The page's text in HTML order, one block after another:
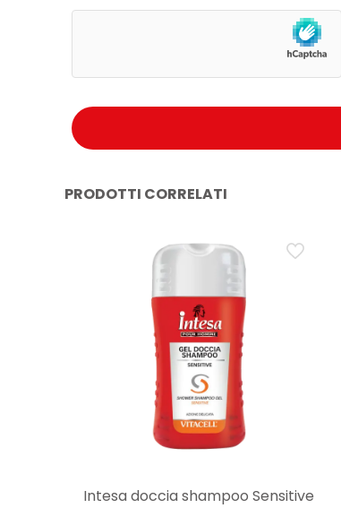
PRODOTTI CORRELATI
Intesa doccia shampoo Sensitive